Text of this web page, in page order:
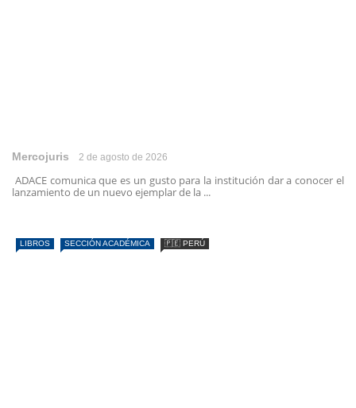
Mercojuris 2 de agosto de 2026
ADACE comunica que es un gusto para la institución dar a conocer el
lanzamiento de un nuevo ejemplar de la ...
LIBROS SECCIÓN ACADÉMICA 🇵🇪 PERÚ